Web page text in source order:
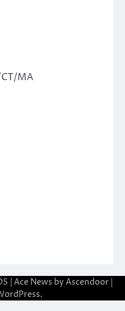
MA
| Ace News by Ascendoor|
.